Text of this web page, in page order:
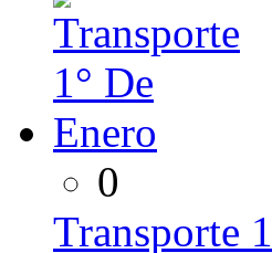
0
Transporte